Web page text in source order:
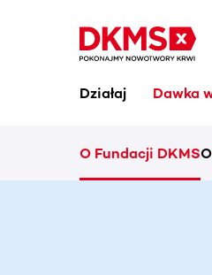
Działaj Dawka
O Fundacji DKMS